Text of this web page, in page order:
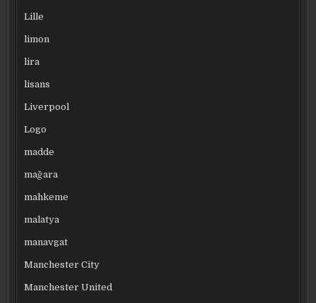
Lille
limon
lira
lisans
Liverpool
Logo
madde
mağara
mahkeme
malatya
manavgat
Manchester City
Manchester United